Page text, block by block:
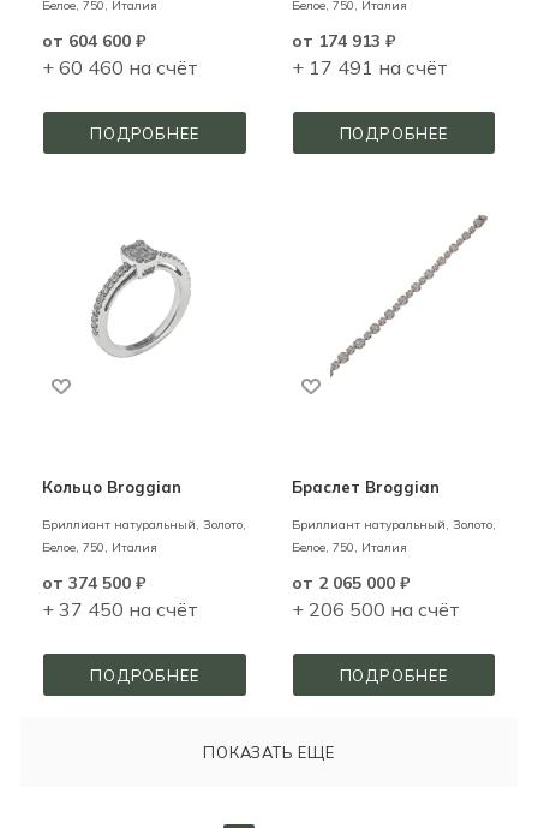
Белое, 750, Италия
от 604 600 ₽
+ 60 460 на счёт
ПОДРОБНЕЕ
Белое, 750, Италия
от 174 913 ₽
+ 17 491 на счёт
ПОДРОБНЕЕ
Кольцо Broggian
Бриллиант натуральный, Золото,
Белое, 750, Италия
от 374 500 ₽
+ 37 450 на счёт
ПОДРОБНЕЕ
Браслет Broggian
Бриллиант натуральный, Золото,
Белое, 750, Италия
от 2 065 000 ₽
+ 206 500 на счёт
ПОДРОБНЕЕ
ПОКАЗАТЬ ЕЩЕ